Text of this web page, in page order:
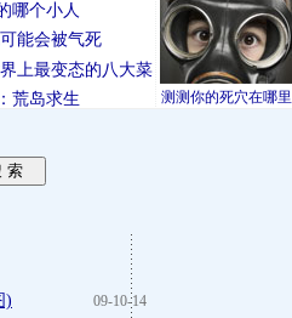
哪个小人
能会被气死
上最变态的八大菜
荒岛求生
测测你的死穴在哪里
09-10-14
)